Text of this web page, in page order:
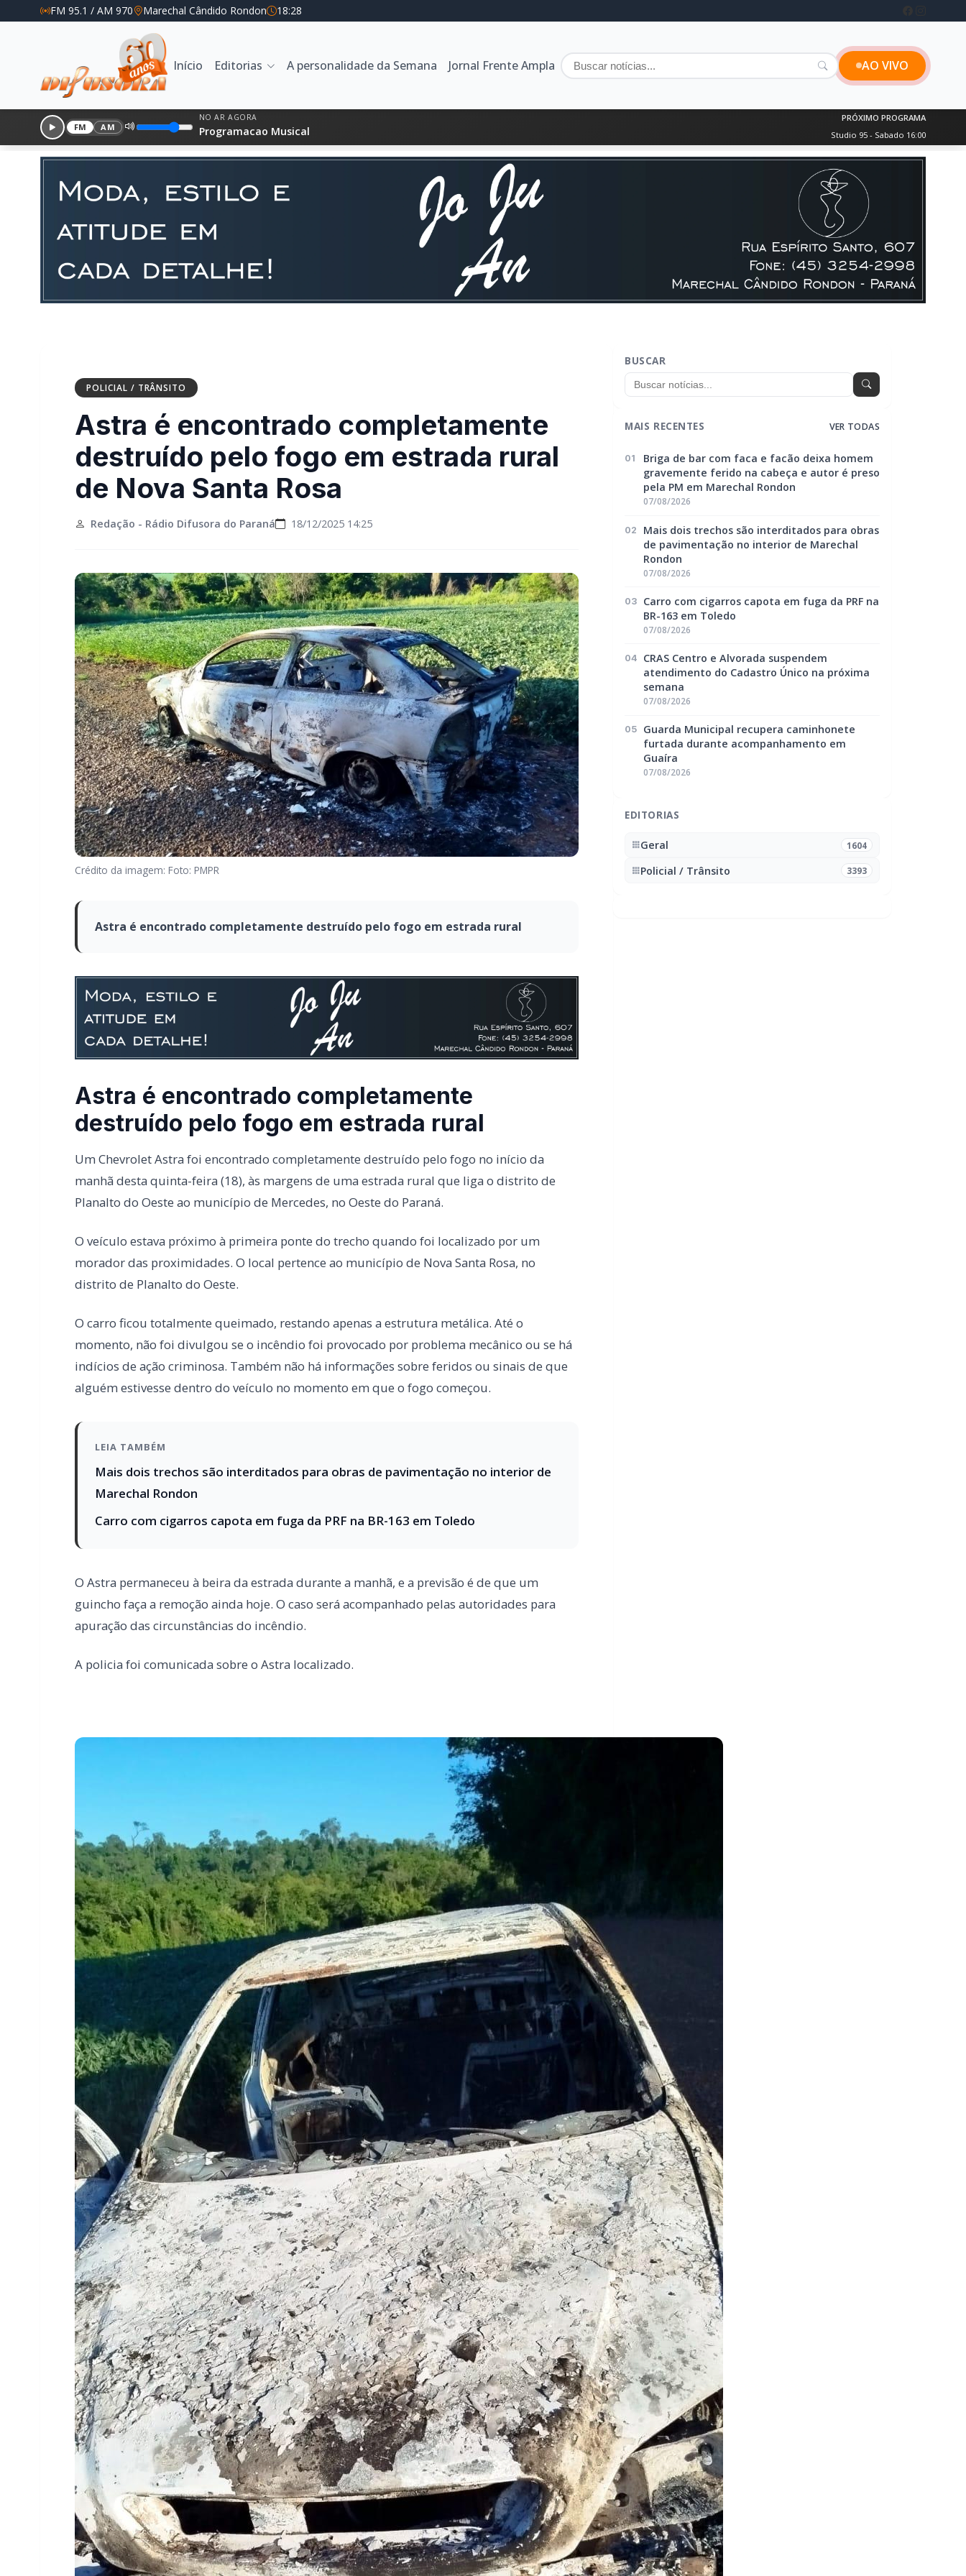
FM 95.1 / AM 970 Marechal Cândido Rondon 18:28
Início Editorias A personalidade da Semana Jornal Frente Ampla AO VIVO
FM AM
NO AR AGORA
Programacao Musical
PRÓXIMO PROGRAMA
Studio 95 - Sabado 16:00
POLICIAL / TRÂNSITO
Astra é encontrado completamente
destruído pelo fogo em estrada rural
de Nova Santa Rosa
Redação - Rádio Difusora do Paraná 18/12/2025 14:25
Crédito da imagem: Foto: PMPR
Astra é encontrado completamente destruído pelo fogo em estrada rural
Astra é encontrado completamente
destruído pelo fogo em estrada rural
Um Chevrolet Astra foi encontrado completamente destruído pelo fogo no início da
Planalto do Oeste ao município de Mercedes, no Oeste do Paraná.
O veículo estava próximo à primeira ponte do trecho quando foi localizado por um
morador das proximidades. O local pertence ao município de Nova Santa Rosa, no
distrito de Planalto do Oeste.
momento, não foi divulgou se o incêndio foi provocado por problema mecânico ou se há
indícios de ação criminosa. Também não há informações sobre feridos ou sinais de que
alguém estivesse dentro do veículo no momento em que o fogo começou.
LEIA TAMBÉM
Mais dois trechos são interditados para obras de pavimentação no interior de
Marechal Rondon
O Astra permaneceu à beira da estrada durante a manhã, e a previsão é de que um
guincho faça a remoção ainda hoje. O caso será acompanhado pelas autoridades para
apuração das circunstâncias do incêndio.
BUSCAR
MAIS RECENTES VER TODAS
01
Briga de bar com faca e facão deixa homem
gravemente ferido na cabeça e autor é preso
pela PM em Marechal Rondon
07/08/2026
02
Mais dois trechos são interditados para obras
de pavimentação no interior de Marechal
Rondon
07/08/2026
03
Carro com cigarros capota em fuga da PRF na
BR-163 em Toledo
07/08/2026
04
CRAS Centro e Alvorada suspendem
atendimento do Cadastro Único na próxima
semana
07/08/2026
05
Guarda Municipal recupera caminhonete
furtada durante acompanhamento em
Guaíra
07/08/2026
EDITORIAS
Geral 1604
Policial / Trânsito 3393